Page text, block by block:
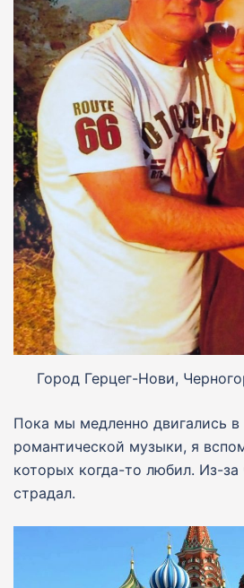
Город Герцег-Нови,
Пока мы медленно двигались
романтической музыки, я
которых когда-то любил. Из-
страдал.